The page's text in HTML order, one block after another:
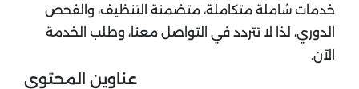
خدمات شاملة متكاملة، متضمنة التنظيف، والفحص
الدوري، لذا لا تتردد في التواصل معنا، وطلب الخدمة
الآن.
عناوين المحتوي